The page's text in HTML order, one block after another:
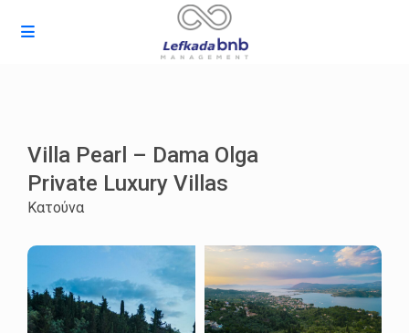
Villa Pearl – Dama Olga
Private Luxury Villas
Κατούνα